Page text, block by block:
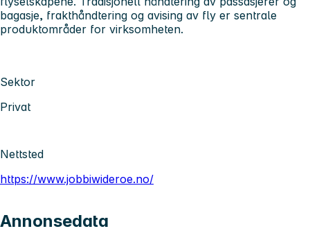
bagasje, frakthåndtering og avising av fly er sentrale
produktområder for virksomheten.
Sektor
Privat
Nettsted
https://www.jobbiwideroe.no/
Annonsedata